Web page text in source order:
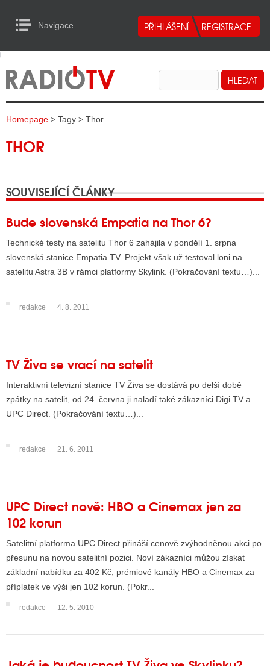
Navigace
RADIA
TELEVIZE
INTERNET
TISK
RADIA
RÁDIÍ
VYSÍLAČE
TELEVIZE
TELEVIZÍ
VYSÍLAČE
INTERNET
STRÁNKY RÁDIÍ
TISK
STÁT BLOGEREM
to Content
Homepage > Tagy > Thor
THOR
SOUVISEJÍCÍ ČLÁNKY
Bude slovenská Empatia na Thor 6?
Technické testy na satelitu Thor 6 zahájila v pondělí 1. srpna
slovenská stanice Empatia TV. Projekt však už testoval loni na
satelitu Astra 3B v rámci platformy Skylink. (Pokračování textu…)...
redakce 4. 8. 2011
TV Živa se vrací na satelit
Interaktivní televizní stanice TV Živa se dostává po delší době
zpátky na satelit, od 24. června ji naladí také zákazníci Digi TV a
UPC Direct. (Pokračování textu…)...
redakce 21. 6. 2011
UPC Direct nově: HBO a Cinemax jen za
102 korun
Satelitní platforma UPC Direct přináší cenově zvýhodněnou akci po
přesunu na novou satelitní pozici. Noví zákazníci můžou získat
základní nabídku za 402 Kč, prémiové kanály HBO a Cinemax za
příplatek ve výši jen 102 korun. (Pokr...
redakce 12. 5. 2010